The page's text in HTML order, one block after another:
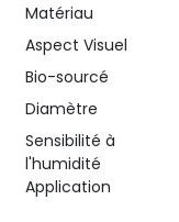
Matériau
Aspect Visuel
Bio-sourcé
Diamètre
Sensibilité à
l'humidité
Application